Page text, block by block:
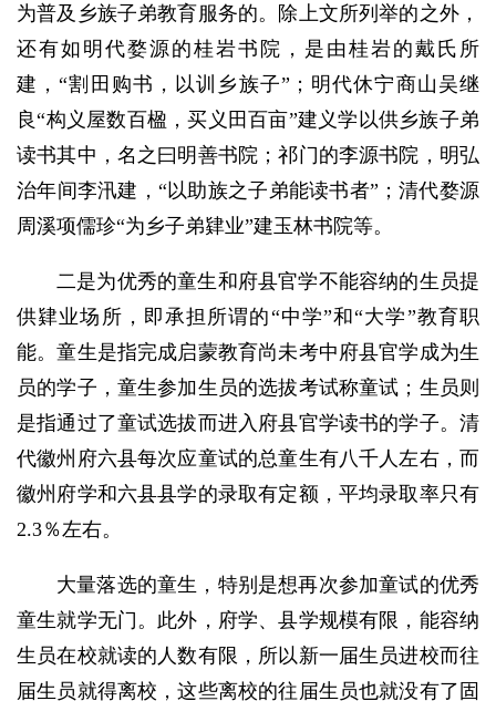
为普及乡族子弟教育服务的。除上文所列举的之外，
还有如明代婺源的桂岩书院，是由桂岩的戴氏所
建，“割田购书，以训乡族子”；明代休宁商山吴继
良“构义屋数百楹，买义田百亩”建义学以供乡族子弟
读书其中，名之曰明善书院；祁门的李源书院，明弘
治年间李汛建，“以助族之子弟能读书者”；清代婺源
周溪项儒珍“为乡子弟肄业”建玉林书院等。
二是为优秀的童生和府县官学不能容纳的生员提
供肄业场所，即承担所谓的“中学”和“大学”教育职
能。童生是指完成启蒙教育尚未考中府县官学成为生
员的学子，童生参加生员的选拔考试称童试；生员则
是指通过了童试选拔而进入府县官学读书的学子。清
代徽州府六县每次应童试的总童生有八千人左右，而
徽州府学和六县县学的录取有定额，平均录取率只有
2.3％左右。
大量落选的童生，特别是想再次参加童试的优秀
童生就学无门。此外，府学、县学规模有限，能容纳
生员在校就读的人数有限，所以新一届生员进校而往
届生员就得离校，这些离校的往届生员也就没有了固